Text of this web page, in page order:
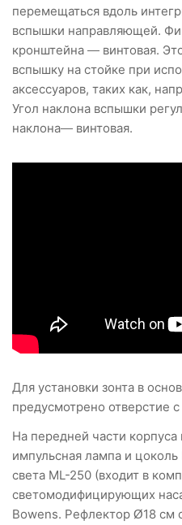
перемещаться вдоль
вспышки направляющей.
кронштейна — винтовая.
вспышку на стойке при
аксессуаров, таких как,
Угол наклона вспышки
наклона— винтовая.
Для установки зонта в
предусмотрено отверстие
На передней части
импульсная лампа и
света ML-250 (входит в
светомодифицирующих
Bowens. Рефлектор Ø18 см